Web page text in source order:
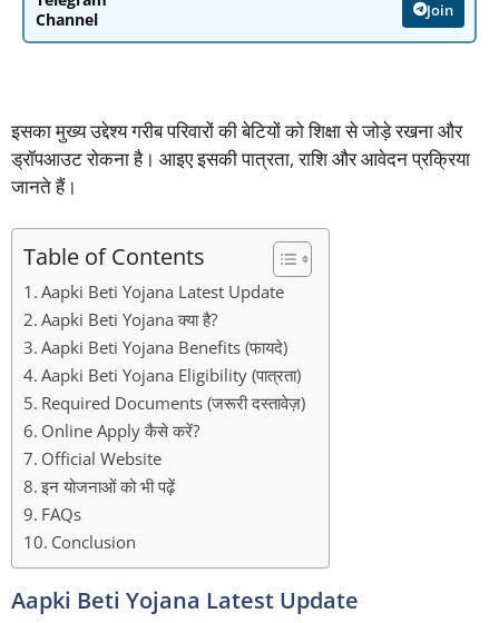
Channel
Join
इसका मुख्य उद्देश्य गरीब परिवारों की बेटियों को शिक्षा से जोड़े रखना और
ड्रॉपआउट रोकना है। आइए इसकी पात्रता, राशि और आवेदन प्रक्रिया
जानते हैं।
Table of Contents
Aapki Beti Yojana Latest Update
Aapki Beti Yojana क्या है?
Aapki Beti Yojana Benefits (फायदे)
Aapki Beti Yojana Eligibility (पात्रता)
Required Documents (जरूरी दस्तावेज़)
Online Apply कैसे करें?
Official Website
इन योजनाओं को भी पढ़ें
FAQs
Conclusion
Aapki Beti Yojana Latest Update